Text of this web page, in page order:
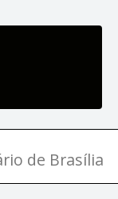
de Brasília